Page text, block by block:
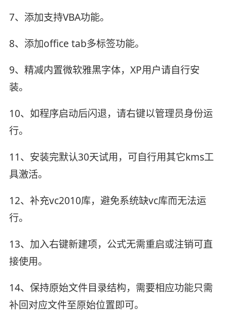
7、添加支持VBA功能。
8、添加office tab多标签功能。
9、精减内置微软雅黑字体，XP用户请自行安
装。
10、如程序启动后闪退，请右键以管理员身份运
行。
11、安装完默认30天试用，可自行用其它kms工
具激活。
12、补充vc2010库，避免系统缺vc库而无法运
行。
13、加入右键新建项，公式无需重启或注销可直
接使用。
14、保持原始文件目录结构，需要相应功能只需
补回对应文件至原始位置即可。